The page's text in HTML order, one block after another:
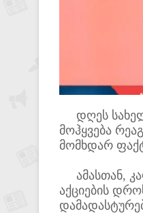
დღეს
მოჰყვება
მომხდარ
ამასთან,
აქციების